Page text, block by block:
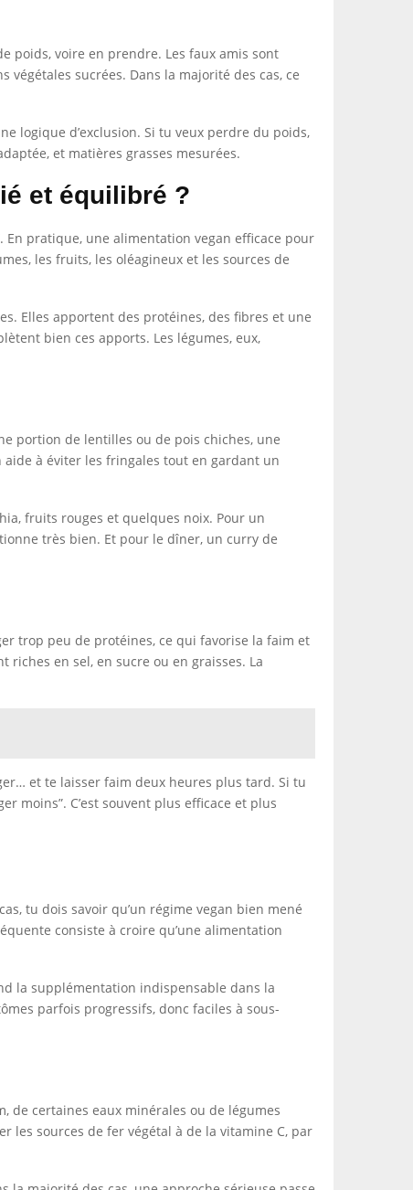
poids, voire en prendre. Les faux amis sont
végétales sucrées. Dans la majorité des cas, ce
logique d’exclusion. Si tu veux perdre du poids,
et matières grasses mesurées.
et équilibré ?
pratique, une alimentation vegan efficace pour
les fruits, les oléagineux et les sources de
Elles apportent des protéines, des fibres et une
bien ces apports. Les légumes, eux,
portion de lentilles ou de pois chiches, une
à éviter les fringales tout en gardant un
fruits rouges et quelques noix. Pour un
très bien. Et pour le dîner, un curry de
trop peu de protéines, ce qui favorise la faim et
en sel, en sucre ou en graisses. La
et te laisser faim deux heures plus tard. Si tu
moins”. C’est souvent plus efficace et plus
tu dois savoir qu’un régime vegan bien mené
consiste à croire qu’une alimentation
la supplémentation indispensable dans la
parfois progressifs, donc faciles à sous-
de certaines eaux minérales ou de légumes
les sources de fer végétal à de la vitamine C, par